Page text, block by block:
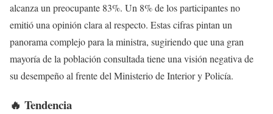
alcanza un preocupante 83%. Un 8% de los participantes no
emitió una opinión clara al respecto. Estas cifras pintan un
panorama complejo para la ministra, sugiriendo que una gran
mayoría de la población consultada tiene una visión negativa de
su desempeño al frente del Ministerio de Interior y Policía.
🔥 Tendencia